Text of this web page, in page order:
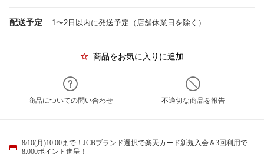
配送予定 1〜2日以内に発送予定（店舗休業日を除く）
商品をお気に入りに追加
商品についての問い合わせ 不適切な商品を報告
8/10(月)10:00まで！JCBブランド選択で楽天カード新規入会＆3回利用で
8,000ポイント進呈！